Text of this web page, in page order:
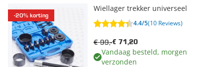
-20% korting
Wiellager trekker universeel
4.4/5(10 Reviews)
€ 71,20
€ 99,-
Vandaag besteld, morgen
verzonden